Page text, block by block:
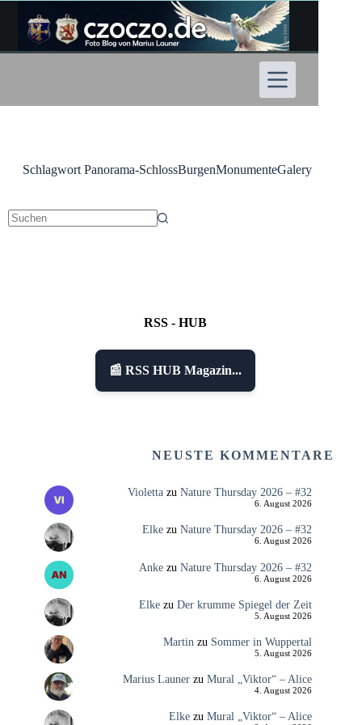
Inhalt
springen
Schlagwort Panorama-SchlossBurgenMonumenteGalery
RSS - HUB
📰 RSS HUB Magazin...
NEUSTE KOMMENTARE
Violettazu Nature Thursday 2026 – #32
6. August 2026
Elkezu Nature Thursday 2026 – #32
6. August 2026
Ankezu Nature Thursday 2026 – #32
6. August 2026
Elkezu Der krumme Spiegel der Zeit
5. August 2026
Martin zu Sommer in Wuppertal
5. August 2026
Marius Launerzu Mural „Viktor“ – Alice
4. August 2026
Elkezu Mural „Viktor“ – Alice